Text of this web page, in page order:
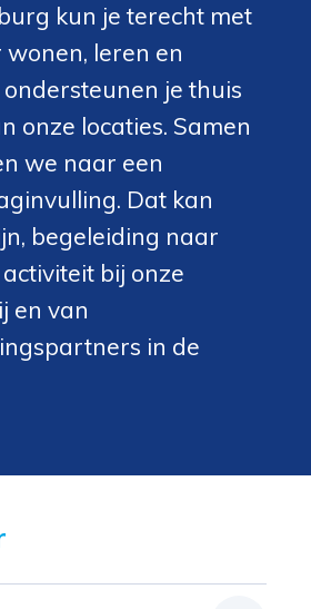
kun je terecht met
leren en
je thuis
onze locaties. Samen
we naar een
Dat kan
begeleiding naar
bij onze
en van
in de